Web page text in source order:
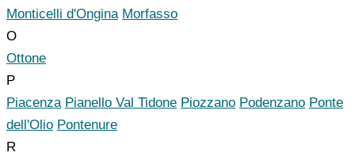
Monticelli d'Ongina Morfasso
O
Ottone
P
Piacenza Pianello Val Tidone Piozzano Podenzano Ponte
dell'Olio Pontenure
R